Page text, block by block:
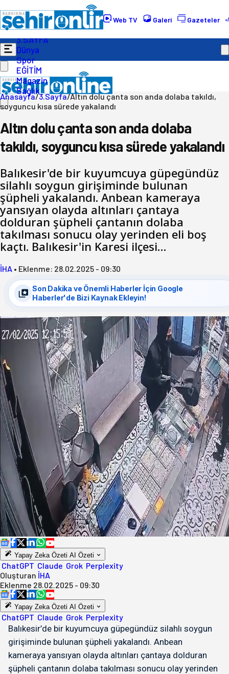
Web TV Galeri Gazeteler
Gündem
Ekonomi
Politika
3.SAYFA
Dünya
Spor
EĞİTİM
Magazin
Sağlık
Anasayfa/3.Sayfa/Altın dolu çanta son anda dolaba takıldı,
soyguncu kısa sürede yakalandı
Altın dolu çanta son anda dolaba
takıldı, soyguncu kısa sürede yakalandı
Balıkesir'de bir kuyumcuya güpegündüz
silahlı soygun girişiminde bulunan
şüpheli yakalandı. Anbean kameraya
yansıyan olayda altınları çantaya
dolduran şüpheli çantanın dolaba
takılması sonucu olay yerinden eli boş
kaçtı. Balıkesir'in Karesi ilçesi…
İHA • Eklenme: 28.02.2025 - 09:30
Son Dakika ve Önemli Haberler İçin Google
Haberler'de Bizi Kaynak Ekleyin!
Yapay Zeka Özeti AI Özeti
ChatGPT Claude Grok Perplexity
Oluşturan İHA
Eklenme 28.02.2025 - 09:30
Yapay Zeka Özeti AI Özeti
ChatGPT Claude Grok Perplexity
Balıkesir’de bir kuyumcuya güpegündüz silahlı soygun
girişiminde bulunan şüpheli yakalandı. Anbean
kameraya yansıyan olayda altınları çantaya dolduran
şüpheli çantanın dolaba takılması sonucu olay yerinden